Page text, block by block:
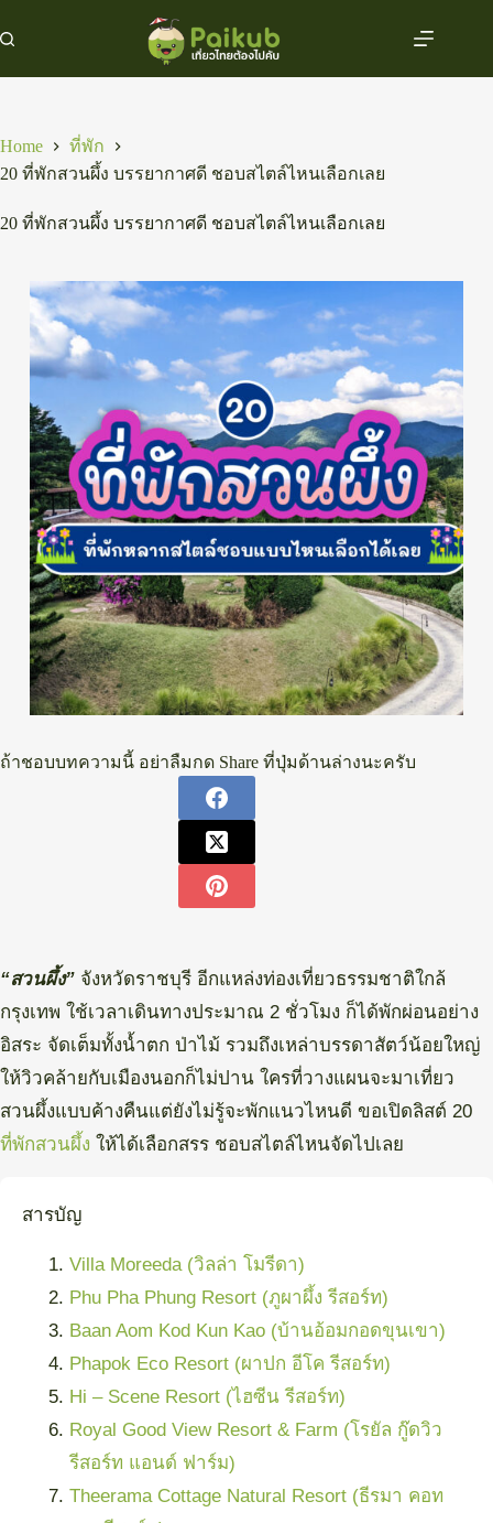
to
content
Home
ที่พัก
20 ที่พักสวนผึ้ง บรรยากาศดี ชอบสไตล์ไหนเลือกเลย
20 ที่พักสวนผึ้ง บรรยากาศดี ชอบสไตล์ไหนเลือกเลย
ถ้าชอบบทความนี้ อย่าลืมกด Share ที่ปุ่มด้านล่างนะครับ
“สวนผึ้ง” จังหวัดราชบุรี อีกแหล่งท่องเที่ยวธรรมชาติใกล้
กรุงเทพ ใช้เวลาเดินทางประมาณ 2 ชั่วโมง ก็ได้พักผ่อนอย่าง
อิสระ จัดเต็มทั้งน้ำตก ป่าไม้ รวมถึงเหล่าบรรดาสัตว์น้อยใหญ่
ให้วิวคล้ายกับเมืองนอกก็ไม่ปาน ใครที่วางแผนจะมาเที่ยว
สวนผึ้งแบบค้างคืนแต่ยังไม่รู้จะพักแนวไหนดี ขอเปิดลิสต์ 20
ที่พักสวนผึ้ง ให้ได้เลือกสรร ชอบสไตล์ไหนจัดไปเลย
สารบัญ
Villa Moreeda (วิลล่า โมรีดา)
Phu Pha Phung Resort (ภูผาผึ้ง รีสอร์ท)
Baan Aom Kod Kun Kao (บ้านอ้อมกอดขุนเขา)
Phapok Eco Resort (ผาปก อีโค รีสอร์ท)
Hi – Scene Resort (ไฮซีน รีสอร์ท)
Royal Good View Resort & Farm (โรยัล กู๊ดวิว
รีสอร์ท แอนด์ ฟาร์ม)
Theerama Cottage Natural Resort (ธีรมา คอท